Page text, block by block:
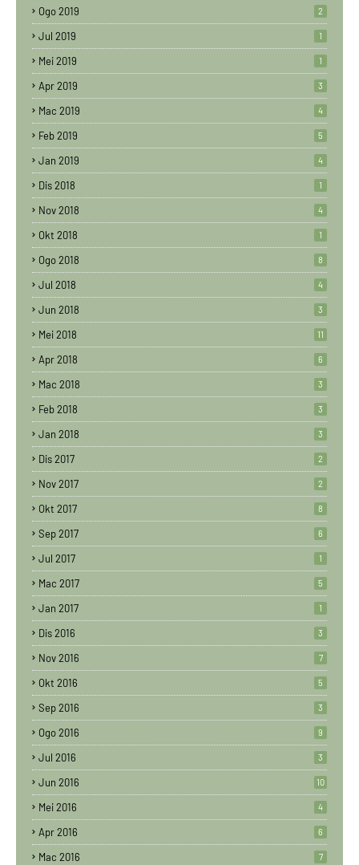
Ogo 2019 2
Jul 2019 1
Mei 2019 1
Apr 2019 3
Mac 2019 4
Feb 2019 5
Jan 2019 4
Dis 2018 1
Nov 2018 4
Okt 2018 1
Ogo 2018 8
Jul 2018 4
Jun 2018 3
Mei 2018 11
Apr 2018 6
Mac 2018 3
Feb 2018 3
Jan 2018 3
Dis 2017 2
Nov 2017 2
Okt 2017 8
Sep 2017 6
Jul 2017 1
Mac 2017 5
Jan 2017 1
Dis 2016 3
Nov 2016 7
Okt 2016 5
Sep 2016 3
Ogo 2016 9
Jul 2016 3
Jun 2016 10
Mei 2016 4
Apr 2016 6
Mac 2016 7